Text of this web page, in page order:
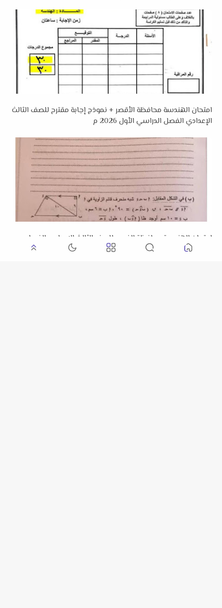
امتحان الهندسة محافظة الأقصر + نموذج إجابة مقترح للصف الثالث
الإعدادي الفصل الدراسي الأول 2026 م
امتحان الهندسة محافظة الفيوم للصف الثالث الإعدادي الفصل
الدراسي الأول 2026 م